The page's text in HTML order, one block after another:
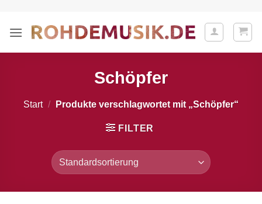
springen
Schöpfer
Start / Produkte verschlagwortet mit „Schöpfer“
FILTER